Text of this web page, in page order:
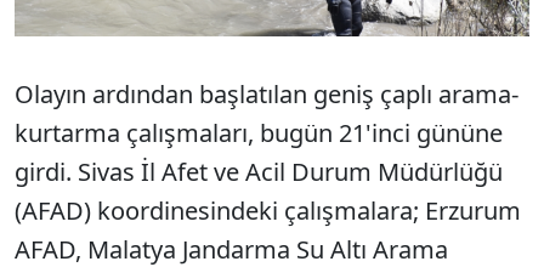
Olayın ardından başlatılan geniş çaplı arama-
kurtarma çalışmaları, bugün 21'inci gününe
girdi. Sivas İl Afet ve Acil Durum Müdürlüğü
(AFAD) koordinesindeki çalışmalara; Erzurum
AFAD, Malatya Jandarma Su Altı Arama